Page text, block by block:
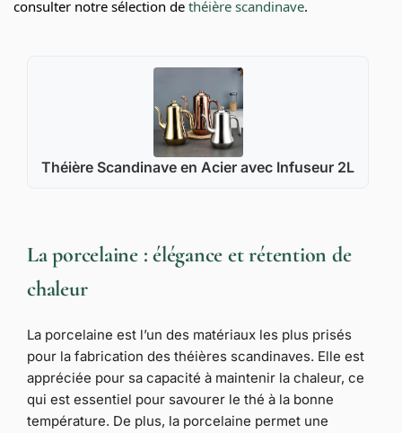
consulter notre sélection de théière scandinave.
Théière Scandinave en Acier avec Infuseur 2L
La porcelaine : élégance et rétention de
chaleur
La porcelaine est l’un des matériaux les plus prisés
pour la fabrication des théières scandinaves. Elle est
appréciée pour sa capacité à maintenir la chaleur, ce
qui est essentiel pour savourer le thé à la bonne
température. De plus, la porcelaine permet une